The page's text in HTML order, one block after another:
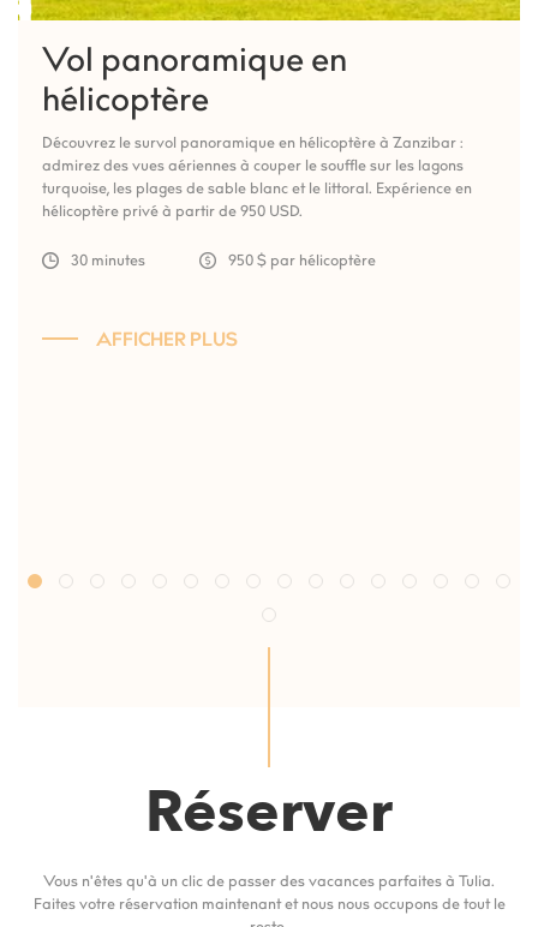
Vol panoramique en
hélicoptère
Découvrez le survol panoramique en hélicoptère à Zanzibar :
admirez des vues aériennes à couper le souffle sur les lagons
turquoise, les plages de sable blanc et le littoral. Expérience en
hélicoptère privé à partir de 950 USD.
30 minutes 950 $ par hélicoptère
AFFICHER PLUS
Réserver
Vous n'êtes qu'à un clic de passer des vacances parfaites à Tulia.
Faites votre réservation maintenant et nous nous occupons de tout le